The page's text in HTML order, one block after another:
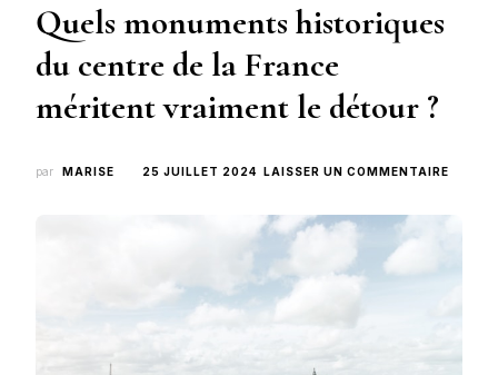
Quels monuments historiques
du centre de la France
méritent vraiment le détour ?
par MARISE 25 JUILLET 2024 LAISSER UN COMMENTAIRE